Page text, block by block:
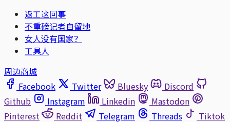
返工这回事
不重磅记者自留地
女人没有国家？
工具人
周边商城
Facebook
Twitter Bluesky
Discord
Github
Instagram Linkedin
Mastodon
Pinterest
Reddit Telegram Threads
Tiktok